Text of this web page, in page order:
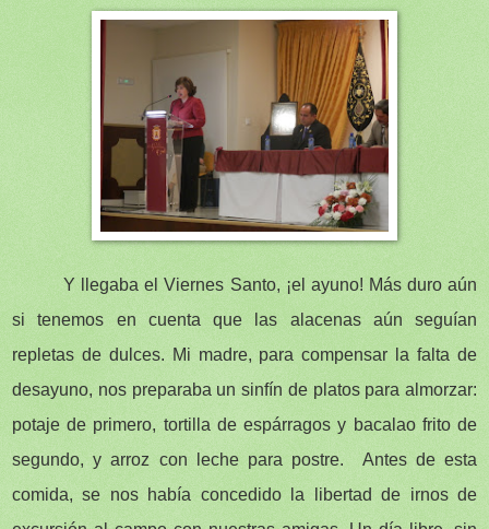
Y llegaba el Viernes Santo, ¡el ayuno! Más duro aún
si tenemos en cuenta que las alacenas aún seguían
repletas de dulces. Mi madre, para compensar la falta de
desayuno, nos preparaba un sinfín de platos para almorzar:
potaje de primero, tortilla de espárragos y bacalao frito de
segundo, y arroz con leche para postre. Antes de esta
comida, se nos había concedido la libertad de irnos de